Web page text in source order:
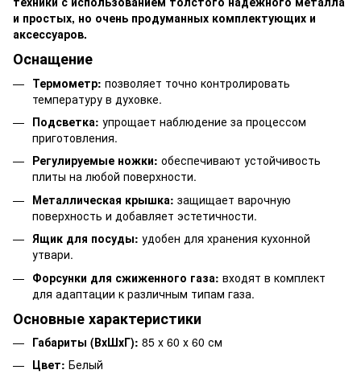
и простых, но очень продуманных комплектующих и
аксессуаров.
Оснащение
Термометр: позволяет точно контролировать
температуру в духовке.
Подсветка: упрощает наблюдение за процессом
приготовления.
Регулируемые ножки: обеспечивают устойчивость
плиты на любой поверхности.
Металлическая крышка: защищает варочную
поверхность и добавляет эстетичности.
Ящик для посуды: удобен для хранения кухонной
утвари.
Форсунки для сжиженного газа: входят в комплект
для адаптации к различным типам газа.
Основные характеристики
Габариты (ВхШхГ): 85 х 60 х 60 см
Цвет: Белый